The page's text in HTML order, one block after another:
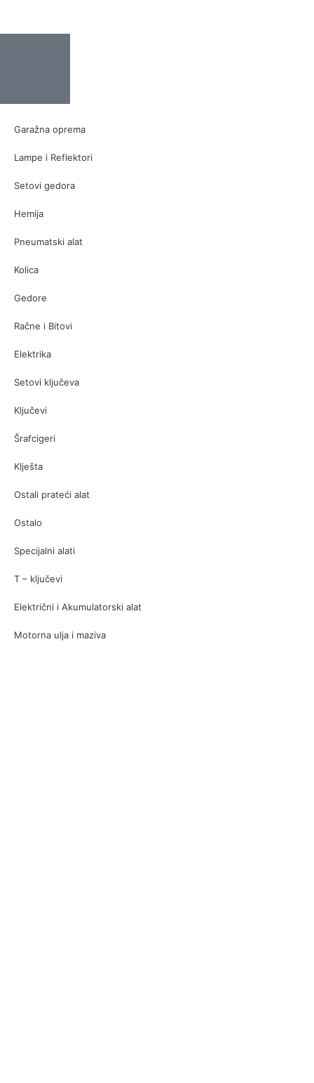
Garažna oprema
Lampe i Reflektori
Setovi gedora
Hemija
Pneumatski alat
Kolica
Gedore
Račne i Bitovi
Elektrika
Setovi ključeva
Ključevi
Šrafcigeri
Klješta
Ostali prateći alat
Ostalo
Specijalni alati
T – ključevi
Električni i Akumulatorski alat
Motorna ulja i maziva